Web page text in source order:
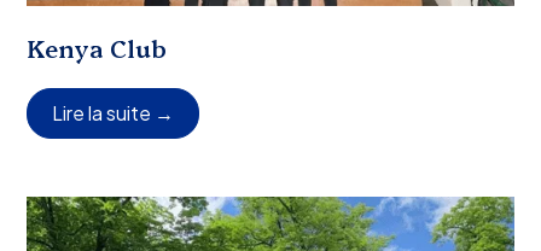
Kenya Club
Lire la suite →